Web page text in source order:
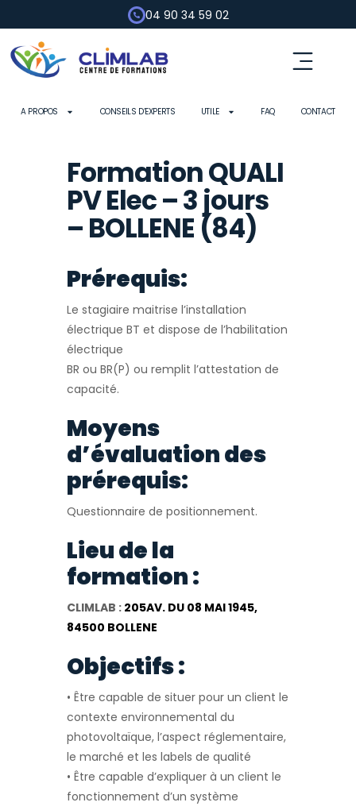
04 90 34 59 02
A PROPOS CONSEILS D’EXPERTS UTILE FAQ CONTACT
Formation QUALI
PV Elec – 3 jours
– BOLLENE (84)
Prérequis:
Le stagiaire maitrise l’installation
électrique BT et dispose de l’habilitation
électrique
BR ou BR(P) ou remplit l’attestation de
capacité.
Moyens
d’évaluation des
prérequis:
Questionnaire de positionnement.
Lieu de la
formation :
CLIMLAB : 205AV. DU 08 MAI 1945,
84500 BOLLENE
Objectifs :
• Être capable de situer pour un client le
contexte environnemental du
photovoltaïque, l’aspect réglementaire,
le marché et les labels de qualité
• Être capable d’expliquer à un client le
fonctionnement d’un système